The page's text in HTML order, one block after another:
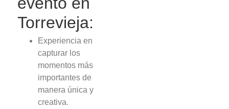
Torrevieja:
Experiencia en
capturar los
momentos más
importantes de
manera única y
creativa.